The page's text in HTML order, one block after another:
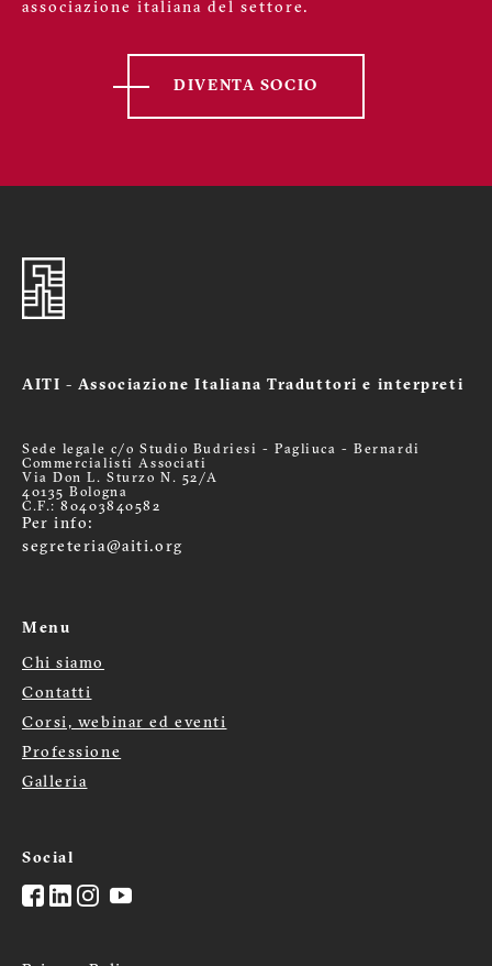
associazione italiana del settore.
DIVENTA SOCIO
AITI - Associazione Italiana Traduttori e interpreti
Sede legale c/o Studio Budriesi - Pagliuca - Bernardi
Commercialisti Associati
Via Don L. Sturzo N. 52/A
40135 Bologna
C.F.: 80403840582
Per info:
segreteria@aiti.org
Menu
Menù
footer
Chi siamo
Contatti
Corsi, webinar ed eventi
Professione
Galleria
Social